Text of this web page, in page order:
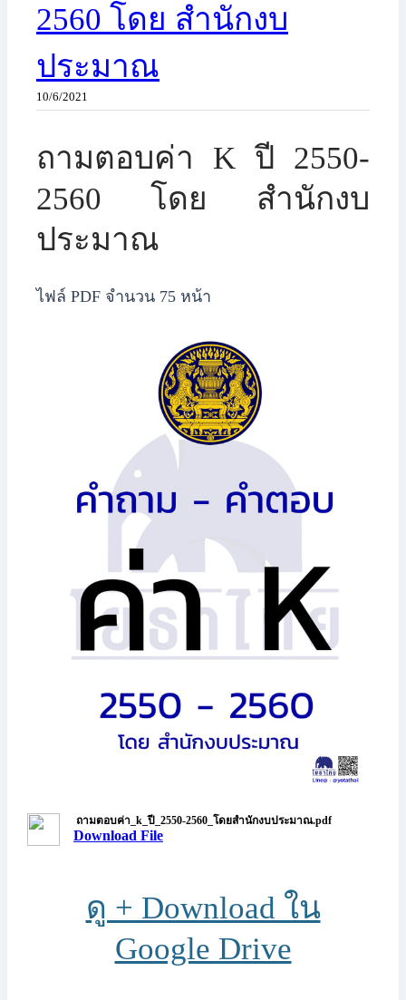
2560 โดย สำนักงบ
ประมาณ
10/6/2021
​​ถามตอบค่า K ปี 2550-
2560 โดย สำนักงบ
ประมาณ
ไฟล์ PDF จำนวน 75 หน้า
ถามตอบค่า_k_ปี_2550-2560_โดยสำนักงบประมาณ.pdf
Download File
ดู + Download ใน
Google Drive